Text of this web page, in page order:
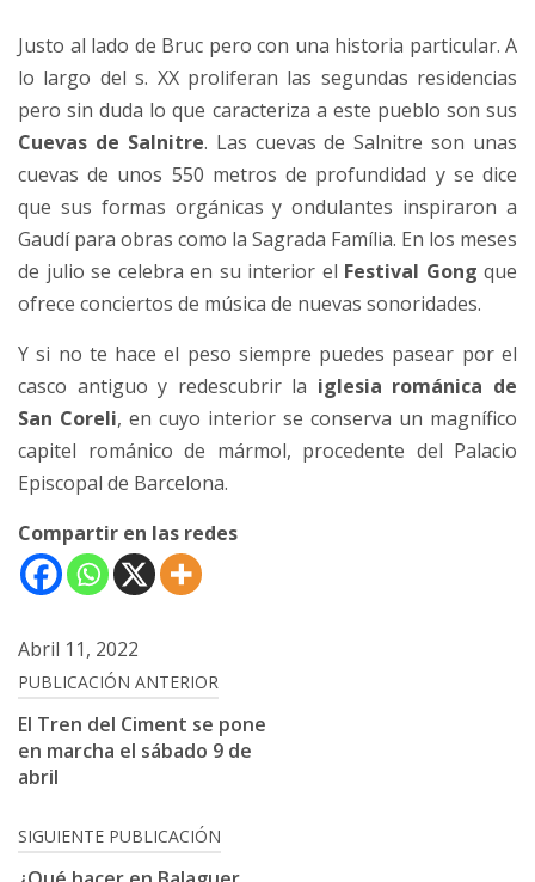
Justo al lado de Bruc pero con una historia particular. A
lo largo del s. XX proliferan las segundas residencias
pero sin duda lo que caracteriza a este pueblo son sus
Cuevas de Salnitre. Las cuevas de Salnitre son unas
cuevas de unos 550 metros de profundidad y se dice
que sus formas orgánicas y ondulantes inspiraron a
Gaudí para obras como la Sagrada Família. En los meses
de julio se celebra en su interior el Festival Gong que
ofrece conciertos de música de nuevas sonoridades.
Y si no te hace el peso siempre puedes pasear por el
casco antiguo y redescubrir la iglesia románica de
San Coreli, en cuyo interior se conserva un magnífico
capitel románico de mármol, procedente del Palacio
Episcopal de Barcelona.
Compartir en las redes
Abril 11, 2022
Navegación
de
entradas
PUBLICACIÓN ANTERIOR
El Tren del Ciment se pone
en marcha el sábado 9 de
abril
SIGUIENTE PUBLICACIÓN